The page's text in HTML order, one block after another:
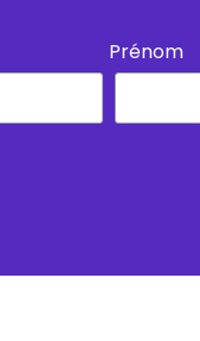
Prénom